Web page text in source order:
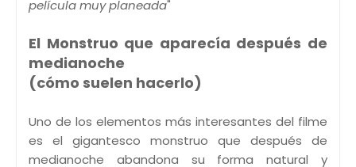
película muy planeada"
El Monstruo que aparecía después de
medianoche
(cómo suelen hacerlo)
Uno de los elementos más interesantes del filme
es el gigantesco monstruo que después de
medianoche abandona su forma natural y